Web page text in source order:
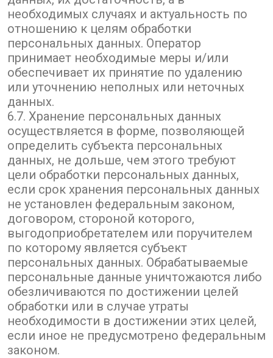
необходимых случаях и актуальность по
отношению к целям обработки
персональных данных. Оператор
принимает необходимые меры и/или
обеспечивает их принятие по удалению
или уточнению неполных или неточных
данных.
6.7. Хранение персональных данных
осуществляется в форме, позволяющей
определить субъекта персональных
данных, не дольше, чем этого требуют
цели обработки персональных данных,
если срок хранения персональных данных
не установлен федеральным законом,
договором, стороной которого,
выгодоприобретателем или поручителем
по которому является субъект
персональных данных. Обрабатываемые
персональные данные уничтожаются либо
обезличиваются по достижении целей
обработки или в случае утраты
необходимости в достижении этих целей,
если иное не предусмотрено федеральным
законом.